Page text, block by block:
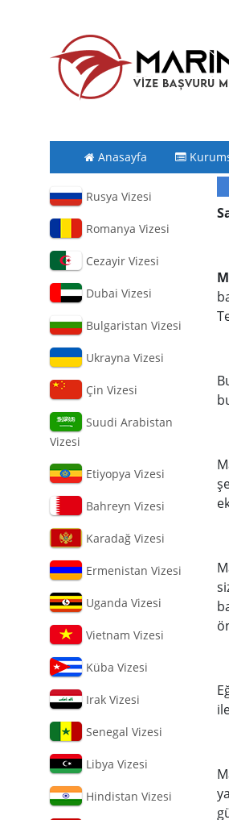
Anasayfa
Rusya Vizesi
Romanya Vizesi
Cezayir Vizesi
Dubai Vizesi
Bulgaristan Vizesi
Ukrayna Vizesi
Çin Vizesi
Suudi Arabistan
Vizesi
Etiyopya Vizesi
Bahreyn Vizesi
Karadağ Vizesi
Ermenistan Vizesi
Uganda Vizesi
Vietnam Vizesi
Küba Vizesi
Irak Vizesi
Senegal Vizesi
Libya Vizesi
Hindistan Vizesi